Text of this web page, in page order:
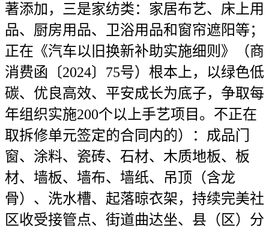
著添加，三是家纺类：家居布艺、床上用
品、厨房用品、卫浴用品和窗帘遮阳等；
正在《汽车以旧换新补助实施细则》（商
消费函〔2024〕75号）根本上，以绿色低
碳、优良高效、平安成长为底子，争取每
年组织实施200个以上手艺项目。不正在
取拆修单元签定的合同内的）：成品门
窗、涂料、瓷砖、石材、木质地板、板
材、墙板、墙布、墙纸、吊顶（含龙
骨）、洗水槽、起落晾衣架，持续完美社
区收受接管点、街道曲达坐、县（区）分